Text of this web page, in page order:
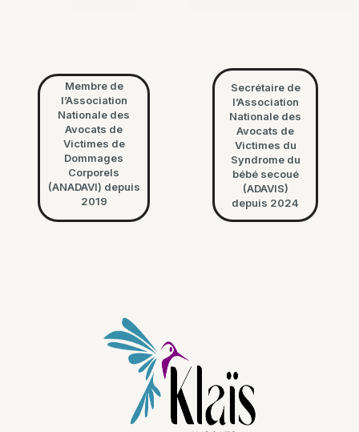
Membre de
l’Association
Nationale des
Avocats de
Victimes de
Dommages
Corporels
(ANADAVI) depuis
2019
Secrétaire de
l’Association
Nationale des
Avocats de
Victimes du
Syndrome du
bébé secoué
(ADAVIS)
depuis 2024